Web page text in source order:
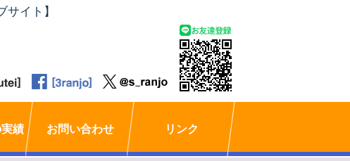
イト】
績 お問い合わせ リンク